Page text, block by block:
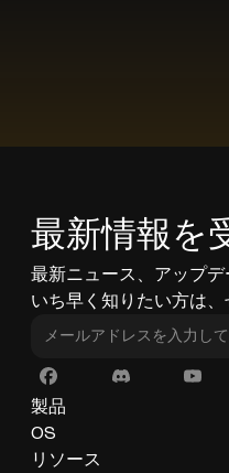
最新情報を
最新ニュース、アップ
いち早く知りたい方は、
製品
ZimaCube
ZimaBoard 2
OS
ZimaOS
リソース